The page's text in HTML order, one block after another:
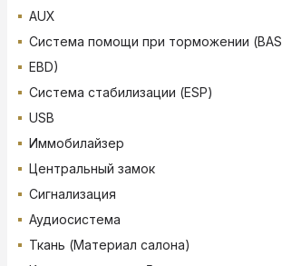
AUX
Система помощи при торможении (BAS
EBD)
Система стабилизации (ESP)
USB
Иммобилайзер
Центральный замок
Сигнализация
Аудиосистема
Ткань (Материал салона)